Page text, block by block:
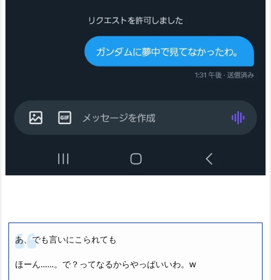
あ、でも言いにこられても
ほーん……。で？ってなるからやっぱいいわ。w